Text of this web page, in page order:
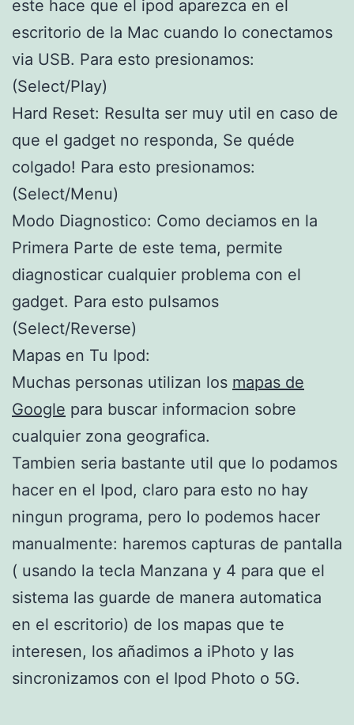
este hace que el ipod aparezca en el
escritorio de la Mac cuando lo conectamos
via USB. Para esto presionamos:
(Select/Play)
Hard Reset: Resulta ser muy util en caso de
que el gadget no responda, Se quéde
colgado! Para esto presionamos:
(Select/Menu)
Modo Diagnostico: Como deciamos en la
Primera Parte de este tema, permite
diagnosticar cualquier problema con el
gadget. Para esto pulsamos
(Select/Reverse)
Mapas en Tu Ipod:
Muchas personas utilizan los mapas de
Google para buscar informacion sobre
cualquier zona geografica.
Tambien seria bastante util que lo podamos
hacer en el Ipod, claro para esto no hay
ningun programa, pero lo podemos hacer
manualmente: haremos capturas de pantalla
( usando la tecla Manzana y 4 para que el
sistema las guarde de manera automatica
en el escritorio) de los mapas que te
interesen, los añadimos a iPhoto y las
sincronizamos con el Ipod Photo o 5G.